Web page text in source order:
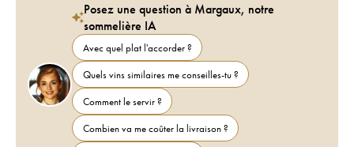
Posez une question à Margaux, notre
sommelière IA
Avec quel plat l'accorder ?
Quels vins similaires me conseilles-tu ?
Comment le servir ?
Combien va me coûter la livraison ?